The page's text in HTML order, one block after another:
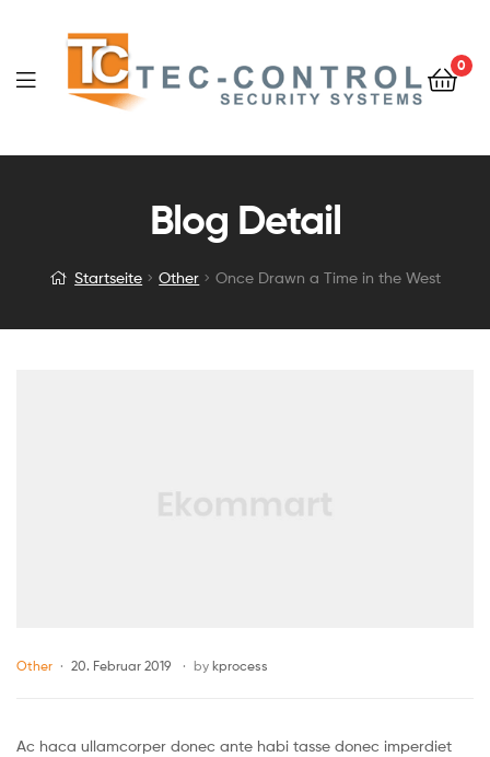
0
Blog Detail
Startseite Other Once Drawn a Time in the West
Other 20. Februar 2019 by kprocess
Ac haca ullamcorper donec ante habi tasse donec imperdiet